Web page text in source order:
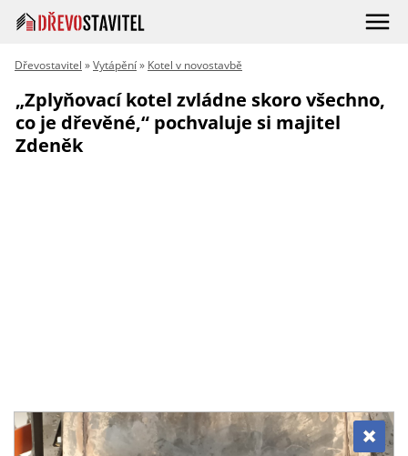
Dřevostavitel »Vytápění» Kotel v novostavbě
„Zplyňovací kotel zvládne skoro všechno,
co je dřevěné,“ pochvaluje si majitel
Zdeněk